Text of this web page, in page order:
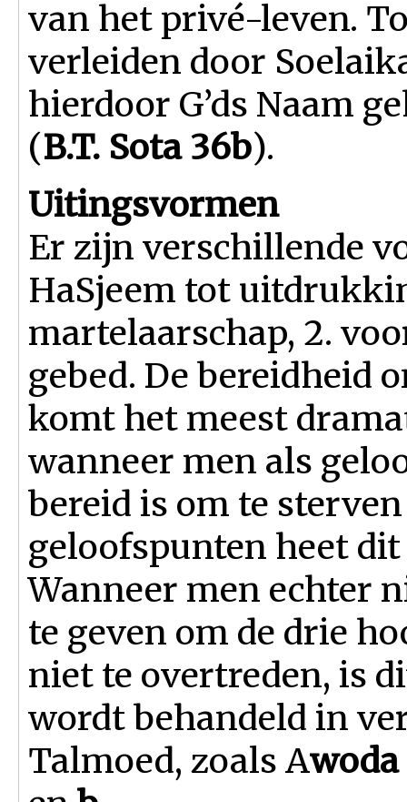
van het privé-leven.
verleiden door
hierdoor G’ds Naam
(B.T. Sota 36b).
Uitingsvormen
Er zijn verschillende
HaSjeem tot
martelaarschap, 2.
gebed. De bereidheid
komt het meest
wanneer men als
bereid is om te
geloofspunten heet dit
Wanneer men echter
te geven om de drie
niet te overtreden, is
wordt behandeld in
Talmoed, zoals A